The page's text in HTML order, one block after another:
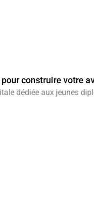
construire votre
dédiée aux jeunes